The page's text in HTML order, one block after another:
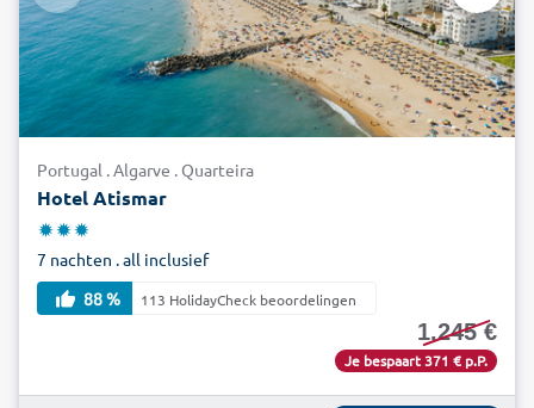
Portugal . Algarve . Quarteira
Hotel Atismar
7 nachten . all inclusief
88 %
113 HolidayCheck beoordelingen
1.245 €
Je bespaart 371 € p.P.